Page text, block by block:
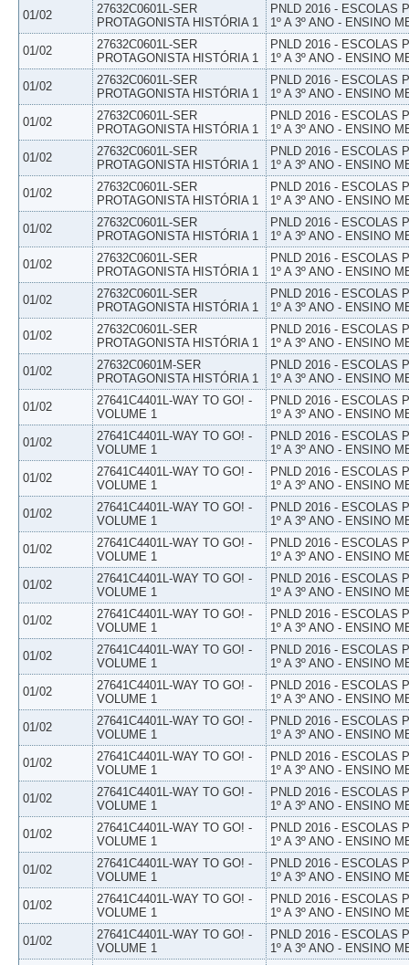
01/02
27632C0601L-SER
PROTAGONISTA HISTÓRIA 1
PNLD 2016 - ESCOLAS
1º A 3º ANO - ENSINO
01/02
27632C0601L-SER
PROTAGONISTA HISTÓRIA 1
PNLD 2016 - ESCOLAS
1º A 3º ANO - ENSINO
01/02
27632C0601L-SER
PROTAGONISTA HISTÓRIA 1
PNLD 2016 - ESCOLAS
1º A 3º ANO - ENSINO
01/02
27632C0601L-SER
PROTAGONISTA HISTÓRIA 1
PNLD 2016 - ESCOLAS
1º A 3º ANO - ENSINO
01/02
27632C0601L-SER
PROTAGONISTA HISTÓRIA 1
PNLD 2016 - ESCOLAS
1º A 3º ANO - ENSINO
01/02
27632C0601L-SER
PROTAGONISTA HISTÓRIA 1
PNLD 2016 - ESCOLAS
1º A 3º ANO - ENSINO
01/02
27632C0601L-SER
PROTAGONISTA HISTÓRIA 1
PNLD 2016 - ESCOLAS
1º A 3º ANO - ENSINO
01/02
27632C0601L-SER
PROTAGONISTA HISTÓRIA 1
PNLD 2016 - ESCOLAS
1º A 3º ANO - ENSINO
01/02
27632C0601L-SER
PROTAGONISTA HISTÓRIA 1
PNLD 2016 - ESCOLAS
1º A 3º ANO - ENSINO
01/02
27632C0601L-SER
PROTAGONISTA HISTÓRIA 1
PNLD 2016 - ESCOLAS
1º A 3º ANO - ENSINO
01/02
27632C0601M-SER
PROTAGONISTA HISTÓRIA 1
PNLD 2016 - ESCOLAS
1º A 3º ANO - ENSINO
01/02
27641C4401L-WAY TO GO! -
VOLUME 1
PNLD 2016 - ESCOLAS
1º A 3º ANO - ENSINO
01/02
27641C4401L-WAY TO GO! -
VOLUME 1
PNLD 2016 - ESCOLAS
1º A 3º ANO - ENSINO
01/02
27641C4401L-WAY TO GO! -
VOLUME 1
PNLD 2016 - ESCOLAS
1º A 3º ANO - ENSINO
01/02
27641C4401L-WAY TO GO! -
VOLUME 1
PNLD 2016 - ESCOLAS
1º A 3º ANO - ENSINO
01/02
27641C4401L-WAY TO GO! -
VOLUME 1
PNLD 2016 - ESCOLAS
1º A 3º ANO - ENSINO
01/02
27641C4401L-WAY TO GO! -
VOLUME 1
PNLD 2016 - ESCOLAS
1º A 3º ANO - ENSINO
01/02
27641C4401L-WAY TO GO! -
VOLUME 1
PNLD 2016 - ESCOLAS
1º A 3º ANO - ENSINO
01/02
27641C4401L-WAY TO GO! -
VOLUME 1
PNLD 2016 - ESCOLAS
1º A 3º ANO - ENSINO
01/02
27641C4401L-WAY TO GO! -
VOLUME 1
PNLD 2016 - ESCOLAS
1º A 3º ANO - ENSINO
01/02
27641C4401L-WAY TO GO! -
VOLUME 1
PNLD 2016 - ESCOLAS
1º A 3º ANO - ENSINO
01/02
27641C4401L-WAY TO GO! -
VOLUME 1
PNLD 2016 - ESCOLAS
1º A 3º ANO - ENSINO
01/02
27641C4401L-WAY TO GO! -
VOLUME 1
PNLD 2016 - ESCOLAS
1º A 3º ANO - ENSINO
01/02
27641C4401L-WAY TO GO! -
VOLUME 1
PNLD 2016 - ESCOLAS
1º A 3º ANO - ENSINO
01/02
27641C4401L-WAY TO GO! -
VOLUME 1
PNLD 2016 - ESCOLAS
1º A 3º ANO - ENSINO
01/02
27641C4401L-WAY TO GO! -
VOLUME 1
PNLD 2016 - ESCOLAS
1º A 3º ANO - ENSINO
01/02
27641C4401L-WAY TO GO! -
VOLUME 1
PNLD 2016 - ESCOLAS
1º A 3º ANO - ENSINO